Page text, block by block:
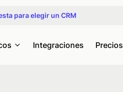
para elegir un CRM
Integraciones Precios